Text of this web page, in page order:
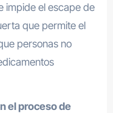
impide el escape de
que permite el
personas no
el proceso de